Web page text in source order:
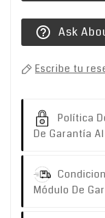
help_outline Ask
Escribe tu
Política
De Garantía
Módulo De